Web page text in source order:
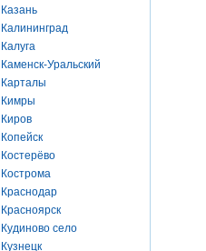
Казань
Калининград
Калуга
Каменск-Уральский
Карталы
Кимры
Киров
Копейск
Костерёво
Кострома
Краснодар
Красноярск
Кудиново село
Кузнецк